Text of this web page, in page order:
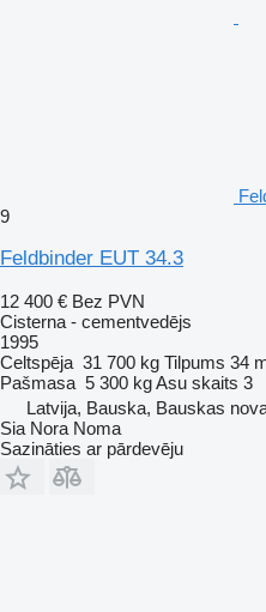
9
Feldbinder EUT 34.3
12 400 € Bez PVN
Cisterna - cementvedējs
1995
Celtspēja 31 700 kg Tilpums 34
Pašmasa 5 300 kgAsu skaits 3
Latvija, Bauska, Bauskas
Sia Nora Noma
Sazināties ar pārdevēju